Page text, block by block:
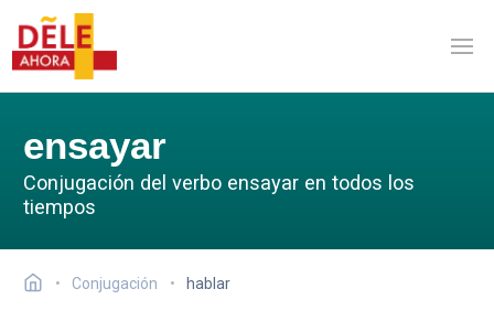
ensayar
Conjugación del verbo ensayar en todos los
tiempos
Conjugación hablar